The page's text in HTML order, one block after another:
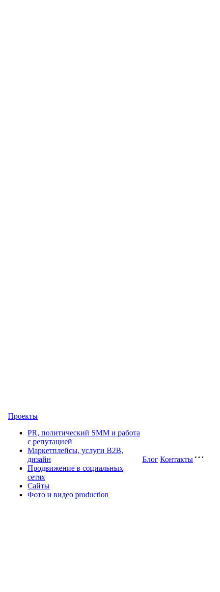
Проекты
PR, политический SMM и работа
с репутацией
Маркетплейсы, услуги B2B,
дизайн
Продвижение в социальных
сетях
Сайты
Фото и видео production
Блог Контакты